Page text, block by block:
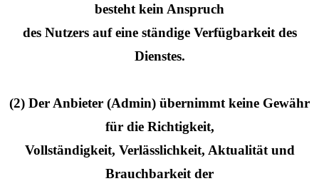
besteht kein Anspruch
des Nutzers auf eine ständige Verfügbarkeit des
Dienstes.
(2) Der Anbieter (Admin) übernimmt keine Gewähr
für die Richtigkeit,
Vollständigkeit, Verlässlichkeit, Aktualität und
Brauchbarkeit der